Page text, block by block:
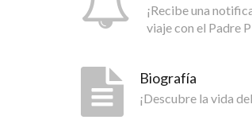
¡Recibe una
viaje con el Padre
Biografía
¡Descubre la vida